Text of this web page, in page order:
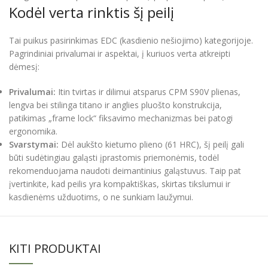
Kodėl verta rinktis šį peilį
Tai puikus pasirinkimas EDC (kasdienio nešiojimo) kategorijoje.
Pagrindiniai privalumai ir aspektai, į kuriuos verta atkreipti
dėmesį:
Privalumai: Itin tvirtas ir dilimui atsparus CPM S90V plienas,
lengva bei stilinga titano ir anglies pluošto konstrukcija,
patikimas „frame lock“ fiksavimo mechanizmas bei patogi
ergonomika.
Svarstymai: Dėl aukšto kietumo plieno (61 HRC), šį peilį gali
būti sudėtingiau galąsti įprastomis priemonėmis, todėl
rekomenduojama naudoti deimantinius galąstuvus. Taip pat
įvertinkite, kad peilis yra kompaktiškas, skirtas tikslumui ir
kasdienėms užduotims, o ne sunkiam laužymui.
KITI PRODUKTAI